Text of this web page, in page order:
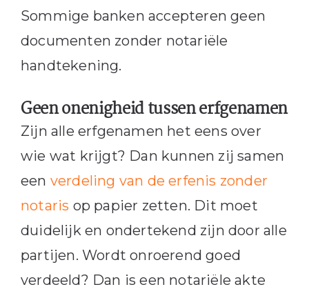
Sommige banken accepteren geen
documenten zonder notariële
handtekening.
Geen onenigheid tussen erfgenamen
Zijn alle erfgenamen het eens over
wie wat krijgt? Dan kunnen zij samen
een verdeling van de erfenis zonder
notaris op papier zetten. Dit moet
duidelijk en ondertekend zijn door alle
partijen. Wordt onroerend goed
verdeeld? Dan is een notariële akte